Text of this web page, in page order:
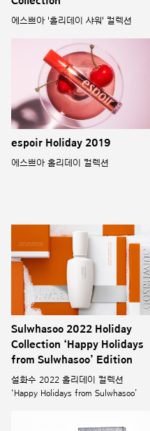
에스쁘아 '홀리데이 샤워' 컬렉션
espoir Holiday 2019
에스쁘아 홀리데이 컬렉션
Sulwhasoo 2022 Holiday
Collection ‘Happy Holidays
from Sulwhasoo’ Edition
설화수 2022 홀리데이 컬렉션
‘Happy Holidays from Sulwhasoo’